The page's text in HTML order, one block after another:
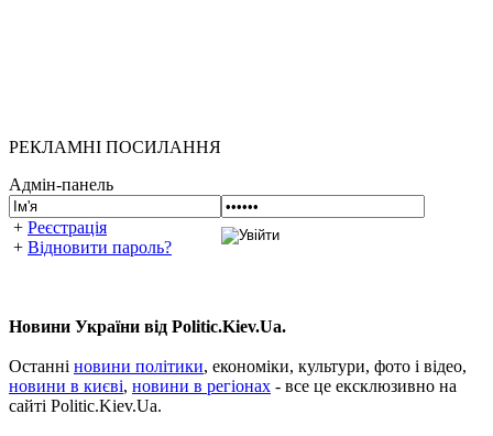
РЕКЛАМНІ ПОСИЛАННЯ
Адмін-панель
+ Реєстрація
+ Відновити пароль?
Новини України від Politic.Kiev.Ua.
Останні новини політики, економіки, культури, фото і відео,
новини в києві, новини в регіонах - все це ексклюзивно на
сайті Politic.Kiev.Ua.